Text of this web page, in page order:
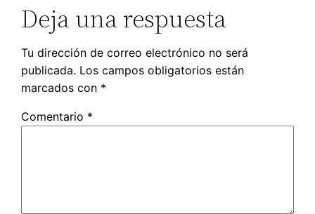
Deja una respuesta
Tu dirección de correo electrónico no será
publicada. Los campos obligatorios están
marcados con *
Comentario *